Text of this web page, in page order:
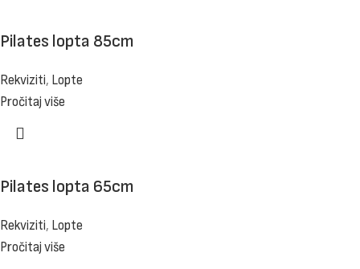
Pilates lopta 85cm
Rekviziti, Lopte
Pročitaj više
Pilates lopta 65cm
Rekviziti, Lopte
Pročitaj više